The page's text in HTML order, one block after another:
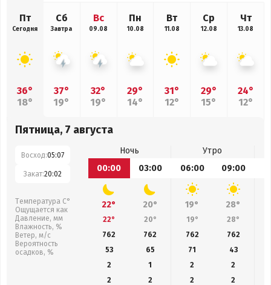
Пт
Сегодня
36°
18°
Сб
Завтра
37°
19°
Вс
09.08
32°
19°
Пн
10.08
29°
14°
Вт
11.08
31°
12°
Ср
12.08
29°
15°
Чт
13.08
24°
12°
Пятница, 7 августа
Восход:05:07
Закат:20:02
Температура С°
Ощущается как
Давление, мм
Влажность, %
Ветер, м/с
Вероятность
осадков, %
Ночь
Утро
00:00
03:00 06:00 09:00
22° 20° 19° 28°
22° 20° 19° 28°
762
762 762 762
53
65 71 43
2
1 2
2
2
2 2 2